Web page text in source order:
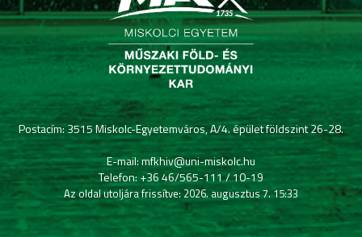
Postacím: 3515 Miskolc-Egyetemváros, A/4. épület földszint 26-28.
E-mail: mfkhiv@uni-miskolc.hu
Telefon: +36 46/565-111 / 10-19
Az oldal utoljára frissítve: 2026. augusztus 7. 15:33